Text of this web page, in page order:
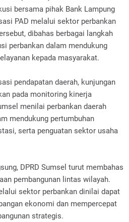
bersama pihak Bank Lampung
PAD melalui sektor perbankan
dibahas berbagai langkah
perbankan dalam mendukung
kepada masyarakat.
pendapatan daerah, kunjungan
pada monitoring kinerja
menilai perbankan daerah
mendukung pertumbuhan
serta penguatan sektor usaha
DPRD Sumsel turut membahas
pembangunan lintas wilayah.
sektor perbankan dinilai dapat
ekonomi dan mempercepat
strategis.